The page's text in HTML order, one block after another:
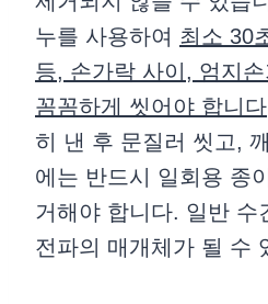
누를 사용하여 최소 30
등, 손가락 사이, 엄지
꼼꼼하게 씻어야 합니다
히 낸 후 문질러 씻고,
에는 반드시 일회용 종
거해야 합니다. 일반 수
전파의 매개체가 될 수